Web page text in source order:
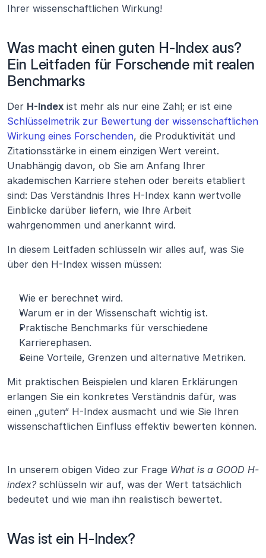
Ihrer wissenschaftlichen Wirkung!
Was macht einen guten H-Index aus?
Ein Leitfaden für Forschende mit realen
Benchmarks
Der H-Index
Schlüsselmetrik zur Bewertung der wissenschaftlichen
Wirkung eines Forschenden, die Produktivität und
Zitationsstärke in einem einzigen Wert vereint.
Unabhängig davon, ob Sie am Anfang Ihrer
akademischen Karriere stehen oder bereits etabliert
sind: Das Verständnis Ihres H-Index kann wertvolle
Einblicke darüber liefern, wie Ihre Arbeit
wahrgenommen und anerkannt wird.
In diesem Leitfaden schlüsseln wir alles auf, was Sie
über den H-Index wissen müssen:
Wie er berechnet wird.
Warum er in der Wissenschaft wichtig ist.
Praktische Benchmarks für verschiedene
Karrierephasen.
Seine Vorteile, Grenzen und alternative Metriken.
Mit praktischen Beispielen und klaren Erklärungen
erlangen Sie ein konkretes Verständnis dafür, was
einen „guten“ H-Index ausmacht und wie Sie Ihren
wissenschaftlichen Einfluss effektiv bewerten können.
In unserem obigen Video zur Frage What is a GOOD H-
index? schlüsseln wir auf, was der Wert tatsächlich
bedeutet und wie man ihn realistisch bewertet.
Was ist ein H-Index?